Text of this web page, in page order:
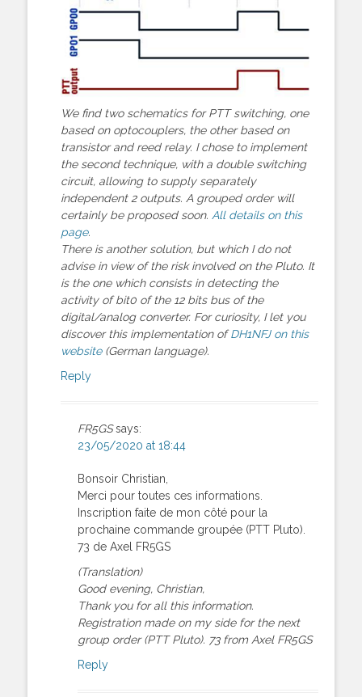
We find two schematics for PTT switching, one
based on optocouplers, the other based on
transistor and reed relay. I chose to implement
the second technique, with a double switching
circuit, allowing to supply separately
independent 2 outputs. A grouped order will
certainly be proposed soon. All details on this
page.
There is another solution, but which I do not
advise in view of the risk involved on the Pluto. It
is the one which consists in detecting the
activity of bit0 of the 12 bits bus of the
digital/analog converter. For curiosity, I let you
discover this implementation ofDH1NFJ on this
website(German language).
Reply
FR5GS says:
23/05/2020 at 18:44
Bonsoir Christian,
Merci pour toutes ces informations.
Inscription faite de mon côté pour la
prochaine commande groupée (PTT Pluto).
73 de Axel FR5GS
(Translation)
Good evening, Christian,
Thank you for all this information.
Registration made on my side for the next
group order (PTT Pluto). 73 from Axel FR5GS
Reply